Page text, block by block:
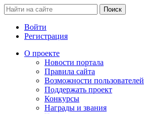
Войти
Регистрация
О проекте
Новости портала
Правила сайта
Возможности пользователей
Поддержать проект
Конкурсы
Награды и звания